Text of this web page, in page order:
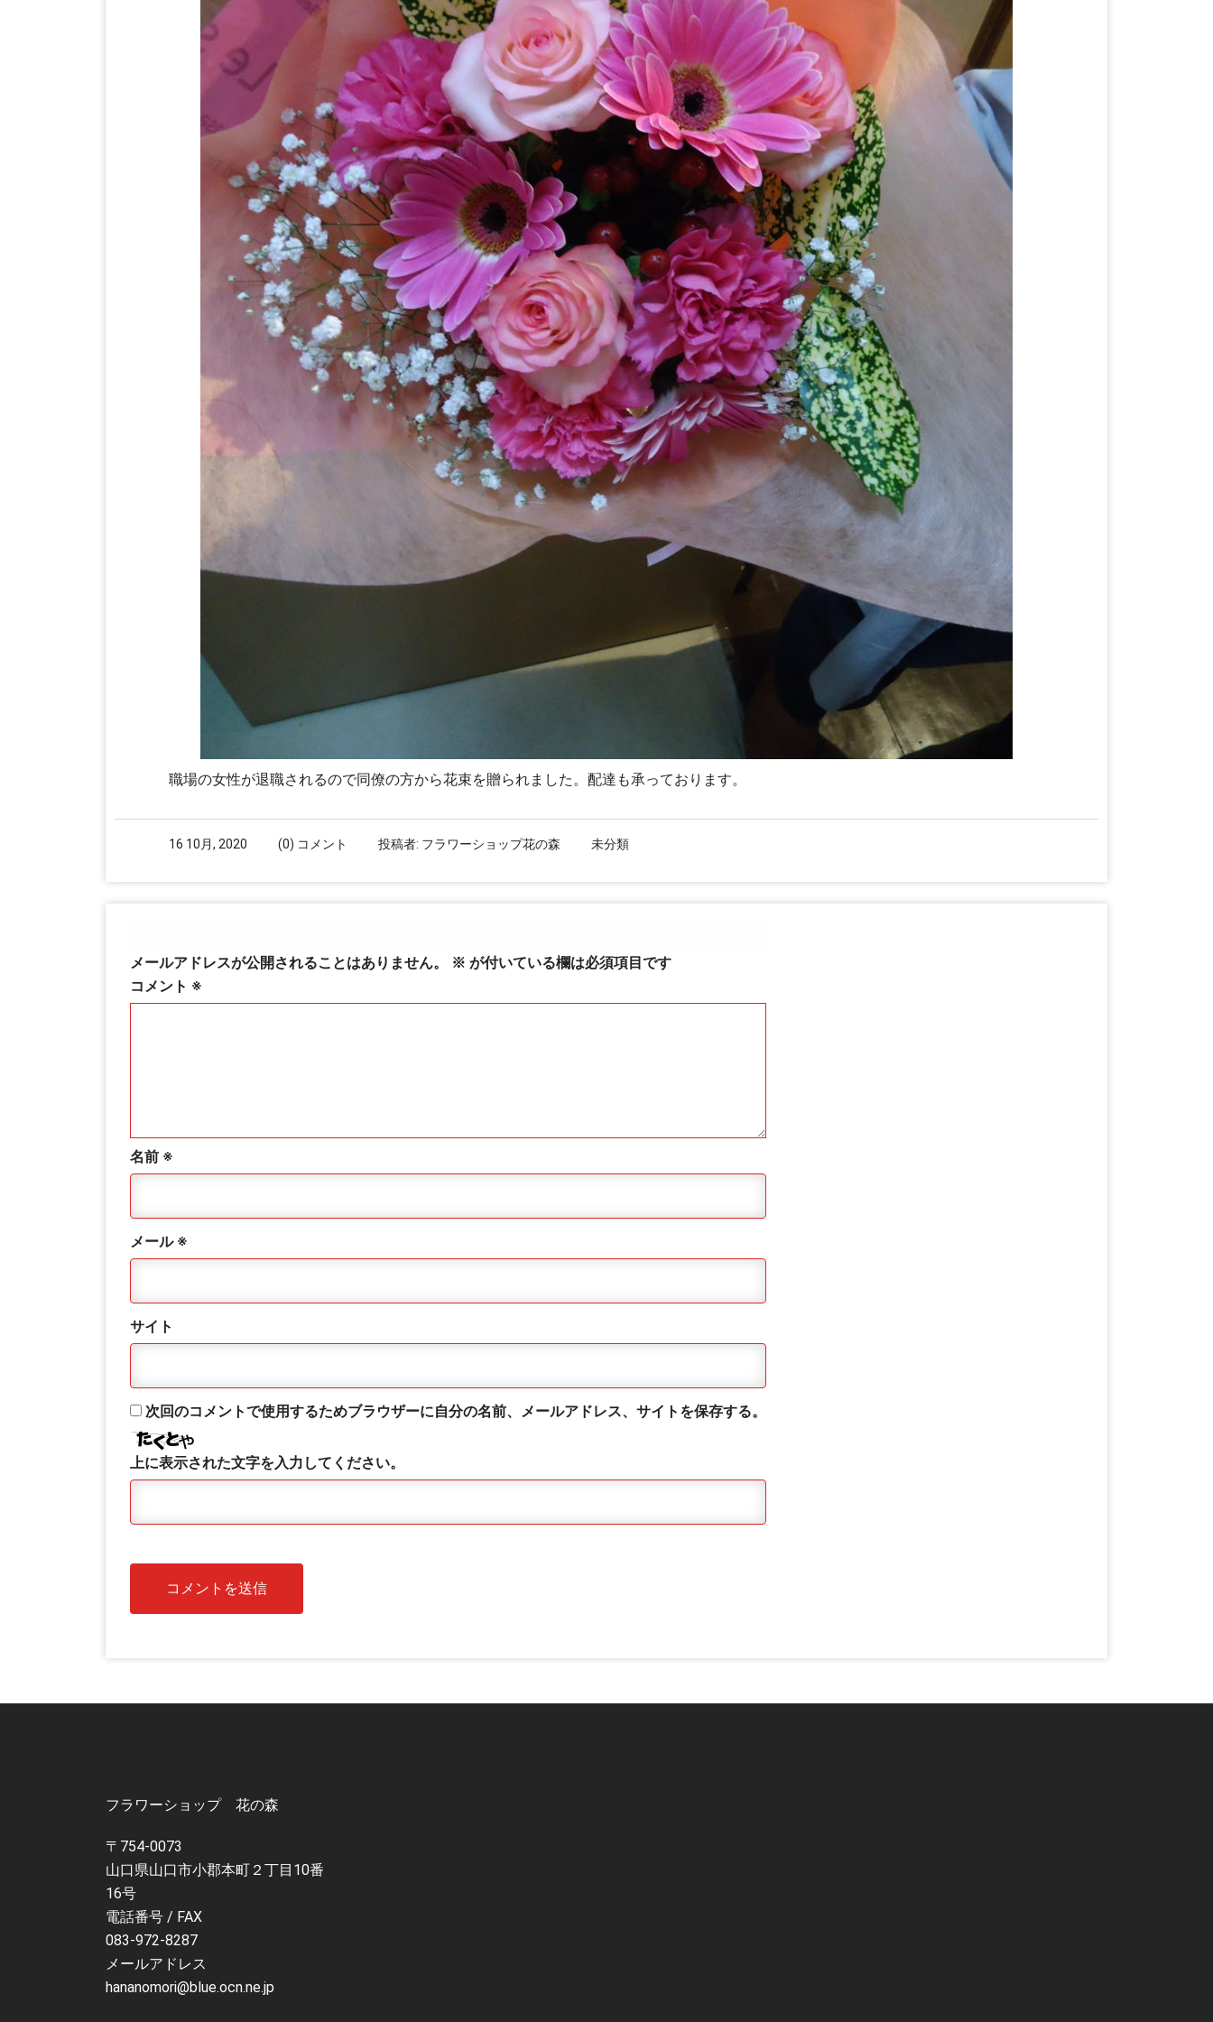
職場の女性が退職されるので同僚の方から花束を贈られました。配達も承っております。
16 10月, 2020 (0) コメント 投稿者: フラワーショップ花の森 未分類
メールアドレスが公開されることはありません。 ※ が付いている欄は必須項目です
コメント ※
名前 ※
メール ※
サイト
次回のコメントで使用するためブラウザーに自分の名前、メールアドレス、サイトを保存する。
上に表示された文字を入力してください。
フラワーショップ 花の森
〒754-0073
山口県山口市小郡本町２丁目10番
16号
電話番号 / FAX
083-972-8287
メールアドレス
hananomori@blue.ocn.ne.jp